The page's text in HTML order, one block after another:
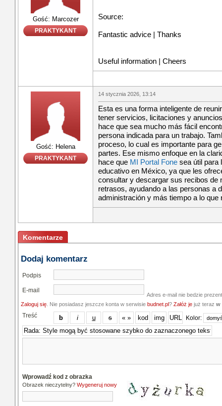
Gość: Marcozer
PRAKTYKANT
Source:
Fantastic advice | Thanks
Useful information | Cheers
Gość: Helena
PRAKTYKANT
14 stycznia 2026, 13:14
Esta es una forma inteligente de
tener servicios, licitaciones y
hace que sea mucho más fácil
persona indicada para un trabajo.
proceso, lo cual es importante para
partes. Ese mismo enfoque en la
hace que MI Portal Fone sea útil para
educativo en México, ya que les
consultar y descargar sus recibos de
retrasos, ayudando a las personas a
administración y más tiempo a lo que
Komentarze
Dodaj komentarz
Podpis
E-mail
Adres e-mail nie bedzie
Zaloguj się . Nie posiadasz jeszcze konta w serwisie budnet.pl? Załóż je już teraz w
Treść Kolor:
Wprowadź kod z obrazka
Obrazek nieczytelny? Wygeneruj nowy